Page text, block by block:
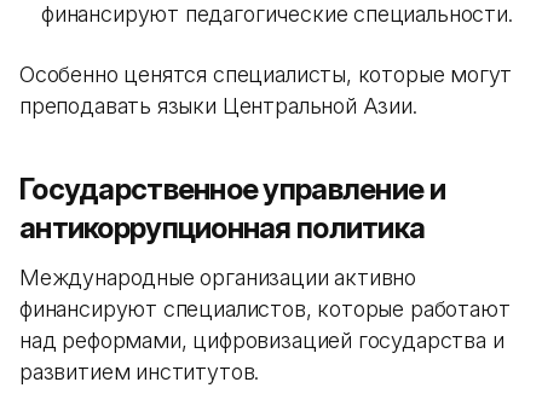
финансируют педагогические специальности.
Особенно ценятся специалисты, которые могут
преподавать языки Центральной Азии.
Государственное управление и
антикоррупционная политика
Международные организации активно
финансируют специалистов, которые работают
над реформами, цифровизацией государства и
развитием институтов.